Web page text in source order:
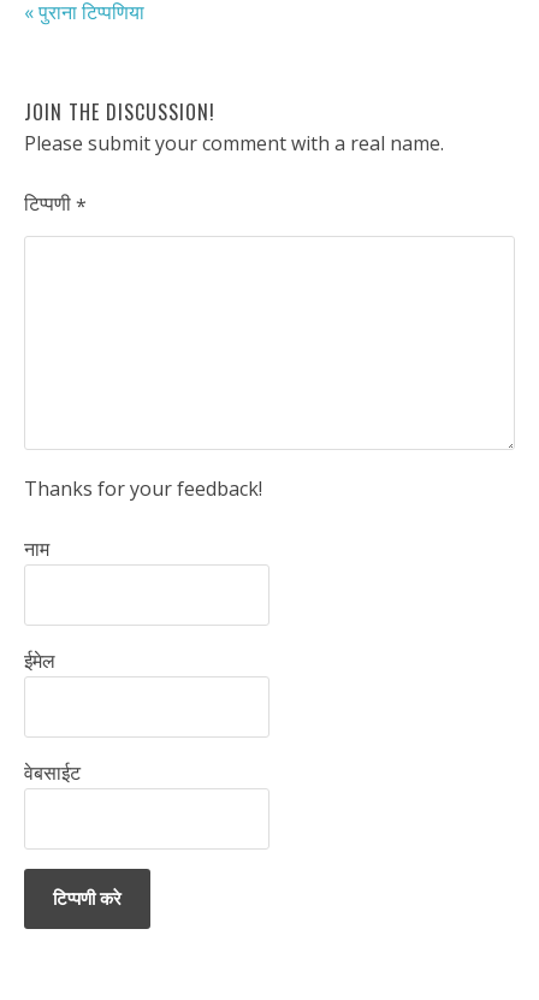
« पुराना टिप्पणिया
JOIN THE DISCUSSION!
Please submit your comment with a real name.
टिप्पणी*
Thanks for your feedback!
नाम
ईमेल
वेबसाईट